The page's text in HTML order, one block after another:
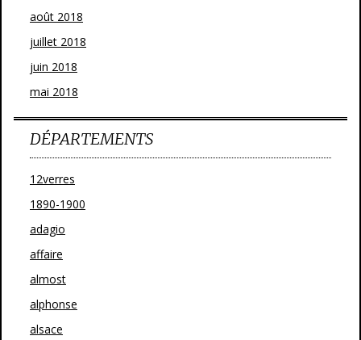
août 2018
juillet 2018
juin 2018
mai 2018
DÉPARTEMENTS
12verres
1890-1900
adagio
affaire
almost
alphonse
alsace